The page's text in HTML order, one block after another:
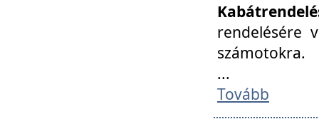
rendelésére
számotokra.
...
Tovább